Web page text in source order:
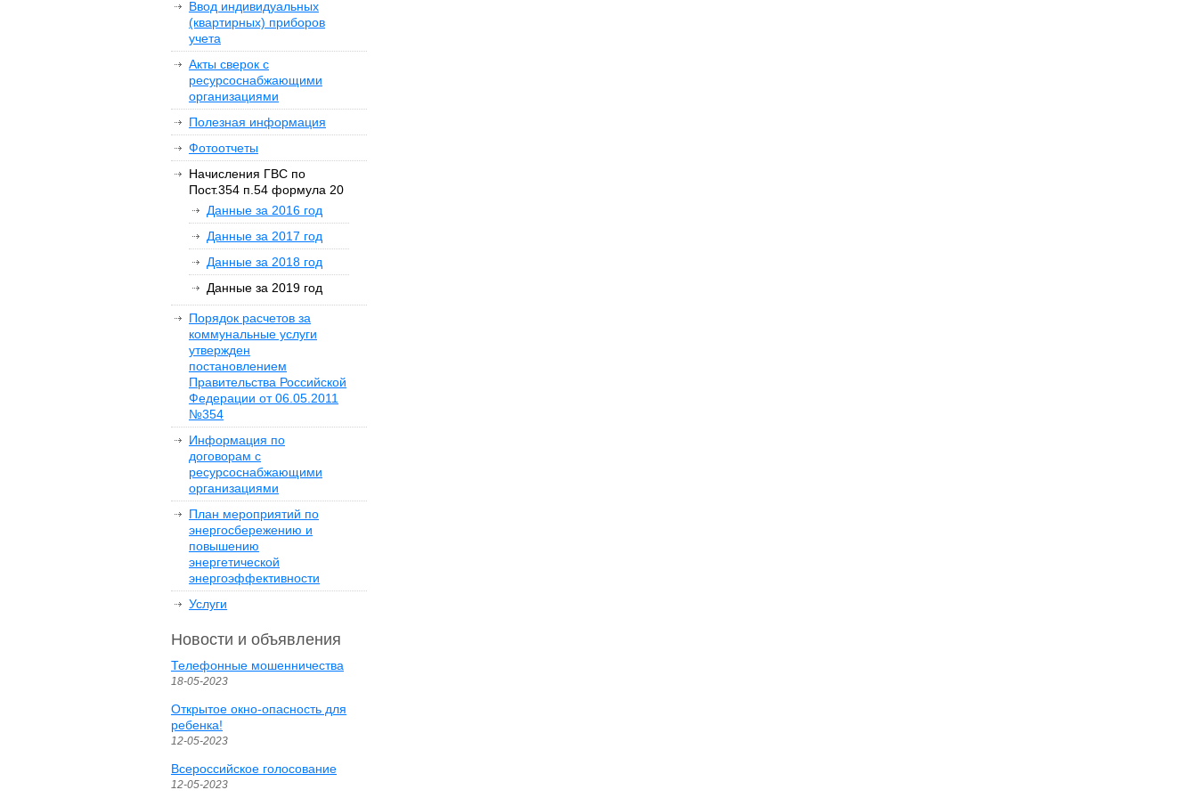
Ввод индивидуальных
(квартирных) приборов
учета
Акты сверок с
ресурсоснабжающими
организациями
Полезная информация
Фотоотчеты
Начисления ГВС по
Пост.354 п.54 формула 20
Данные за 2016 год
Данные за 2017 год
Данные за 2018 год
Данные за 2019 год
Порядок расчетов за
коммунальные услуги
утвержден
постановлением
Правительства Российской
Федерации от 06.05.2011
№354
Информация по
договорам с
ресурсоснабжающими
организациями
План мероприятий по
энергосбережению и
повышению
энергетической
энергоэффективности
Услуги
Новости и объявления
Телефонные мошенничества
18-05-2023
Открытое окно-опасность для
ребенка!
12-05-2023
Всероссийское голосование
12-05-2023